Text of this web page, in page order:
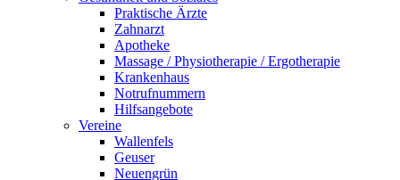
Praktische Ärzte
Zahnarzt
Apotheke
Massage / Physiotherapie / Ergotherapie
Krankenhaus
Notrufnummern
Hilfsangebote
Vereine
Wallenfels
Geuser
Neuengrün